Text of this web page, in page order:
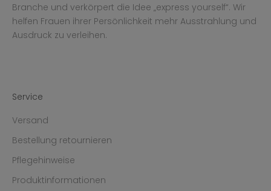
Branche und verkörpert die Idee „express yourself“. Wir
helfen Frauen ihrer Persönlichkeit mehr Ausstrahlung und
Ausdruck zu verleihen.
Service
Versand
Bestellung retournieren
Pflegehinweise
Produktinformationen